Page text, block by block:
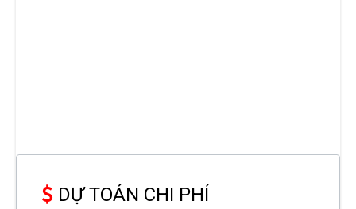
DỰ TOÁN CHI PHÍ